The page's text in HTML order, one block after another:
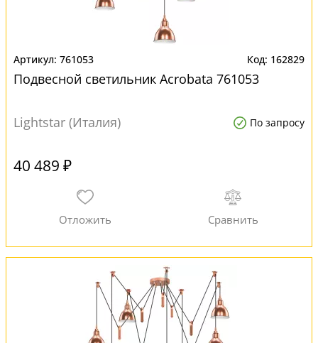
761053 162829
Подвесной светильник Acrobata 761053
Lightstar (Италия) По запросу
40 489 ₽